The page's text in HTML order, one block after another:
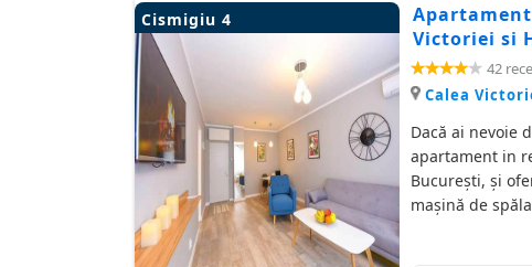
Cismigiu 4
Victoriei si
42
Calea
Dacă ai nevoie
apartament in
Bucureşti, şi
mașină de